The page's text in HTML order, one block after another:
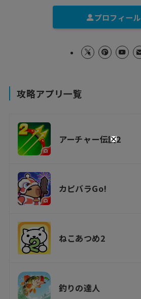
プロフィール
攻略アプリ一覧
アーチャー伝説2
カピバラGo!
ねこあつめ2
釣りの達人